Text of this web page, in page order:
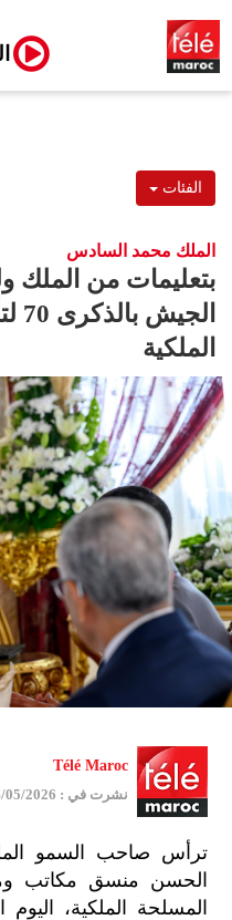
الفئات
الملك محمد السادس
بتعليمات من الملك
الملكية
Télé Maroc
نشرت في : 14/05/2026
ترأس صاحب السمو
الحسن منسق مكاتب